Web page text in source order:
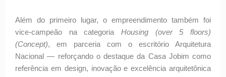
Além do primeiro lugar, o empreendimento também foi
vice-campeão na categoria Housing (over 5 floors)
(Concept), em parceria com o escritório Arquitetura
Nacional — reforçando o destaque da Casa Jobim como
referência em design, inovação e excelência arquitetônica